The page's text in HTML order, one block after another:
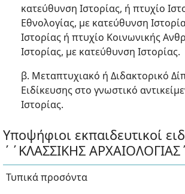
κατεύθυνση Ιστορίας, ή πτυχίο
Εθνολογίας, με κατεύθυνση
Ιστορίας ή πτυχίο Κοινωνικής
Ιστορίας, με κατεύθυνση Ιστορίας.
β. Μεταπτυχιακό ή Διδακτορικό
Ειδίκευσης στο γνωστικό
Ιστορίας.
Υποψήφιοι εκπαιδευτικοί
΄΄ΚΛΑΣΣΙΚΗΣ
Τυπικά προσόντα